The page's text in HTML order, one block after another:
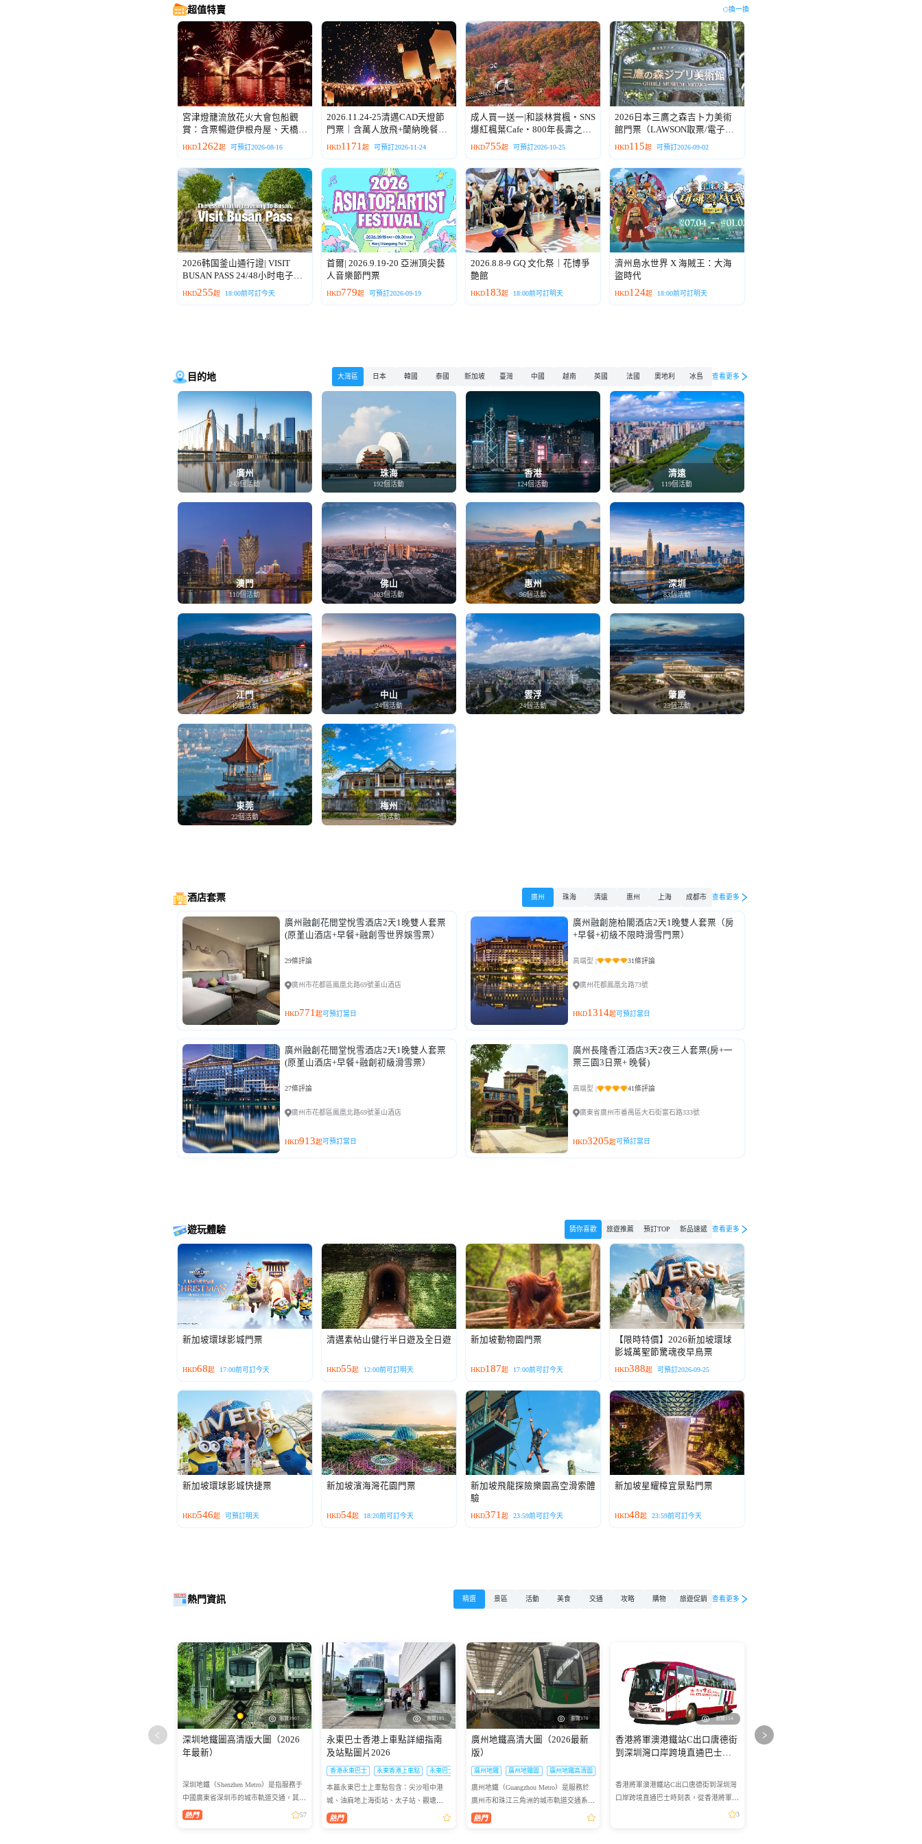
超值特賣 換一換
宮津燈籠流放花火大會包船觀
賞：含票暢遊伊根舟屋、天橋立
（傘松公園）(含晚餐)
HKD1262起 可預訂2026-08-16
2026.11.24-25清邁CAD天燈節
門票｜含萬人放飛+蘭納晚餐
+全車接送
HKD1171 起 可預訂2026-11-24
成人買一送一|和談林賞楓・SNS
爆紅楓葉Cafe・800年長壽之樹|
重本升級鮑魚人參雞湯・韓國傳
酒店|一人成團
HKD755起 可預訂2026-10-25
2026日本三鷹之森吉卜力美術
館門票（LAWSON取票/電子憑
證）
HKD115起 可預訂2026-09-02
2026韩国釜山通行證| VISIT
BUSAN PASS 24/48小时电子票/
实体卡
HKD255起 18:00前可訂今天
首爾| 2026.9.19-20 亞洲頂尖藝
人音樂節門票
HKD779起 可預訂2026-09-19
2026.8.8-9 GQ 文化祭｜花博爭
艷館
HKD183起 18:00前可訂明天
濟州島水世界 X 海賊王：大海
盜時代
HKD124起 18:00前可訂明天
目的地 大灣區 日本 韓國 泰國 新加坡 臺灣 中國 越南 英國 法國 奧地利 冰島 查看更多
廣州
243個活動
珠海
192個活動
香港
124個活動
清遠
119個活動
澳門
110個活動
佛山
103個活動
惠州
96個活動
深圳
83個活動
江門
49個活動
中山
24個活動
雲浮
24個活動
肇慶
23個活動
東莞
22個活動
梅州
7個活動
酒店套票 廣州 珠海 清遠 惠州 上海 成都市 查看更多
廣州融創花間堂悅雪酒店2天1晚雙人套票
(原堇山酒店+早餐+融創雪世界娛雪票）
29條評論
廣州市花都區鳳凰北路69號堇山酒店
HKD771起可預訂當日
廣州融創施柏閣酒店2天1晚雙人套票（房
+早餐+初級不限時滑雪門票）
高端型 | 31條評論
廣州花都鳳凰北路73號
HKD1314起可預訂當日
廣州融創花間堂悅雪酒店2天1晚雙人套票
(原堇山酒店+早餐+融創初級滑雪票）
27條評論
廣州市花都區鳳凰北路69號堇山酒店
HKD913起可預訂當日
廣州長隆香江酒店3天2夜三人套票(房+一
票三園3日票+ 晚餐)
高端型 | 41條評論
廣東省廣州市番禺區大石街富石路333號
HKD3205起可預訂當日
遊玩體驗 猜你喜歡 旅遊推薦 預訂TOP 新品速遞 查看更多
新加坡環球影城門票
HKD68起 17:00前可訂今天
清邁素帖山健行半日遊及全日遊
HKD55起 12:00前可訂明天
新加坡動物園門票
HKD187起 17:00前可訂今天
【限時特價】2026新加坡環球
影城萬聖節驚魂夜早鳥票
HKD388起 可預訂2026-09-25
新加坡環球影城快捷票
HKD546起 可預訂明天
新加坡濱海灣花園門票
HKD54起 18:20前可訂今天
新加坡飛龍探險樂園高空滑索體
驗
HKD371起 23:59前可訂今天
新加坡星耀樟宜景點門票
HKD48起 23:59前可訂今天
熱門資訊 精選 景區 活動 美食 交通 攻略 購物 旅遊促銷 查看更多
瀏覽3907
深圳地鐵圖高清版大圖（2026
年最新）
深圳地鐵（Shenzhen Metro）是指服務于
中國廣東省深圳市的城市軌道交通，其第
一條地鐵線路于2004年12月28日正式開通
57
瀏覽185
永東巴士香港上車點詳細指南
及站點圖片2026
香港永東巴士 永東香港上車點 永東巴士指南2026
本篇永東巴士上車點包含：尖沙咀中港
城、油麻地上海街站、太子站、觀塘
APM、鑽石山站、葵芳新都會廣場、荃
瀏覽370
廣州地鐵高清大圖（2026最新
版）
廣州地鐵 廣州地鐵圖 廣州地鐵高清圖
廣州地鐵（Guangzhou Metro）是服務於
廣州市和珠江三角洲的城市軌道交通系
統，為國際地鐵聯盟（CoMET）的成
瀏覽154
香港將軍澳港鐵站C出口唐德街
到深圳灣口岸跨境直通巴士時
香港將軍澳港鐵站C出口唐德街到深圳灣
口岸跨境直通巴士時刻表，從香港將軍澳
港鐵站C出口唐德街到深圳灣口岸乘坐跨3